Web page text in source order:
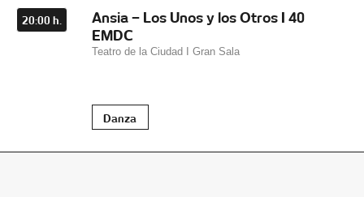
20:00 h.
Ansia – Los Unos y los Otros I 40
EMDC
Teatro de la Ciudad I Gran Sala
Danza